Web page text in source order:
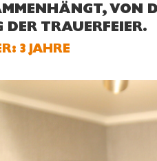
VON
TRAUERFEIER.
3 JAHRE